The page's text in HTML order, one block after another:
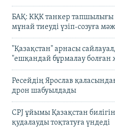
БАҚ: КҚК танкер тапшылығы
мұнай тиеуді үзіп-созуға
"Қазақстан" арнасы
"ешқандай бұрмалау болған
Ресейдің Ярослав
дрон шабуылдады
CPJ ұйымы Қазақстан
қудалауды тоқтатуға үндеді